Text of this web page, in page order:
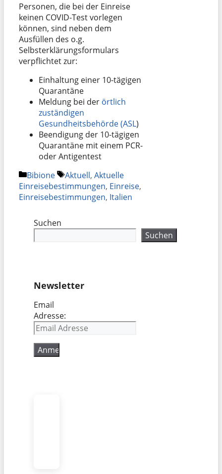
Personen, die bei der Einreise
keinen COVID-Test vorlegen
können, sind neben dem
Ausfüllen des o.g.
Selbsterklärungsformulars
verpflichtet zur:
Einhaltung einer 10-tägigen
Quarantäne
Meldung bei der örtlich
zuständigen
Gesundheitsbehörde (ASL)
Beendigung der 10-tägigen
Quarantäne mit einem PCR-
oder Antigentest
Kategorien
Bibione Schlagwörter
Aktuell, Aktuelle
Einreisebestimmungen, Einreise,
Einreisebestimmungen, Italien
Suchen
Suchen
Newsletter
Email
Adresse: